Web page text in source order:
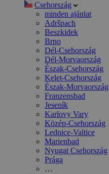
Csehország
minden ajánlat
Adršpach
Beszkidek
Brno
Dél-Csehország
Dél-Morvaország
Észak-Csehország
Kelet-Csehország
Észak-Morvaország
Franzensbad
Jeseník
Karlovy Vary
Közép-Csehország
Lednice-Valtice
Marienbad
Nyugat Csehország
Prága
…